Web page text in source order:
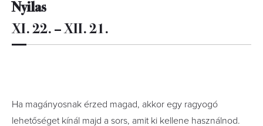
Nyilas
XI. 22. – XII. 21.
Ha magányosnak érzed magad, akkor egy ragyogó
lehetőséget kínál majd a sors, amit ki kellene használnod.